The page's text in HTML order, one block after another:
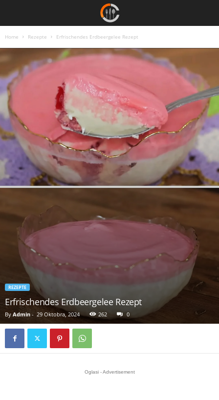
Home Rezepte Erfrischendes Erdbeergelee Rezept
REZEPTE
Erfrischendes Erdbeergelee Rezept
By Admin - 29 Oktobra, 2024 262 0
Oglasi - Advertisement